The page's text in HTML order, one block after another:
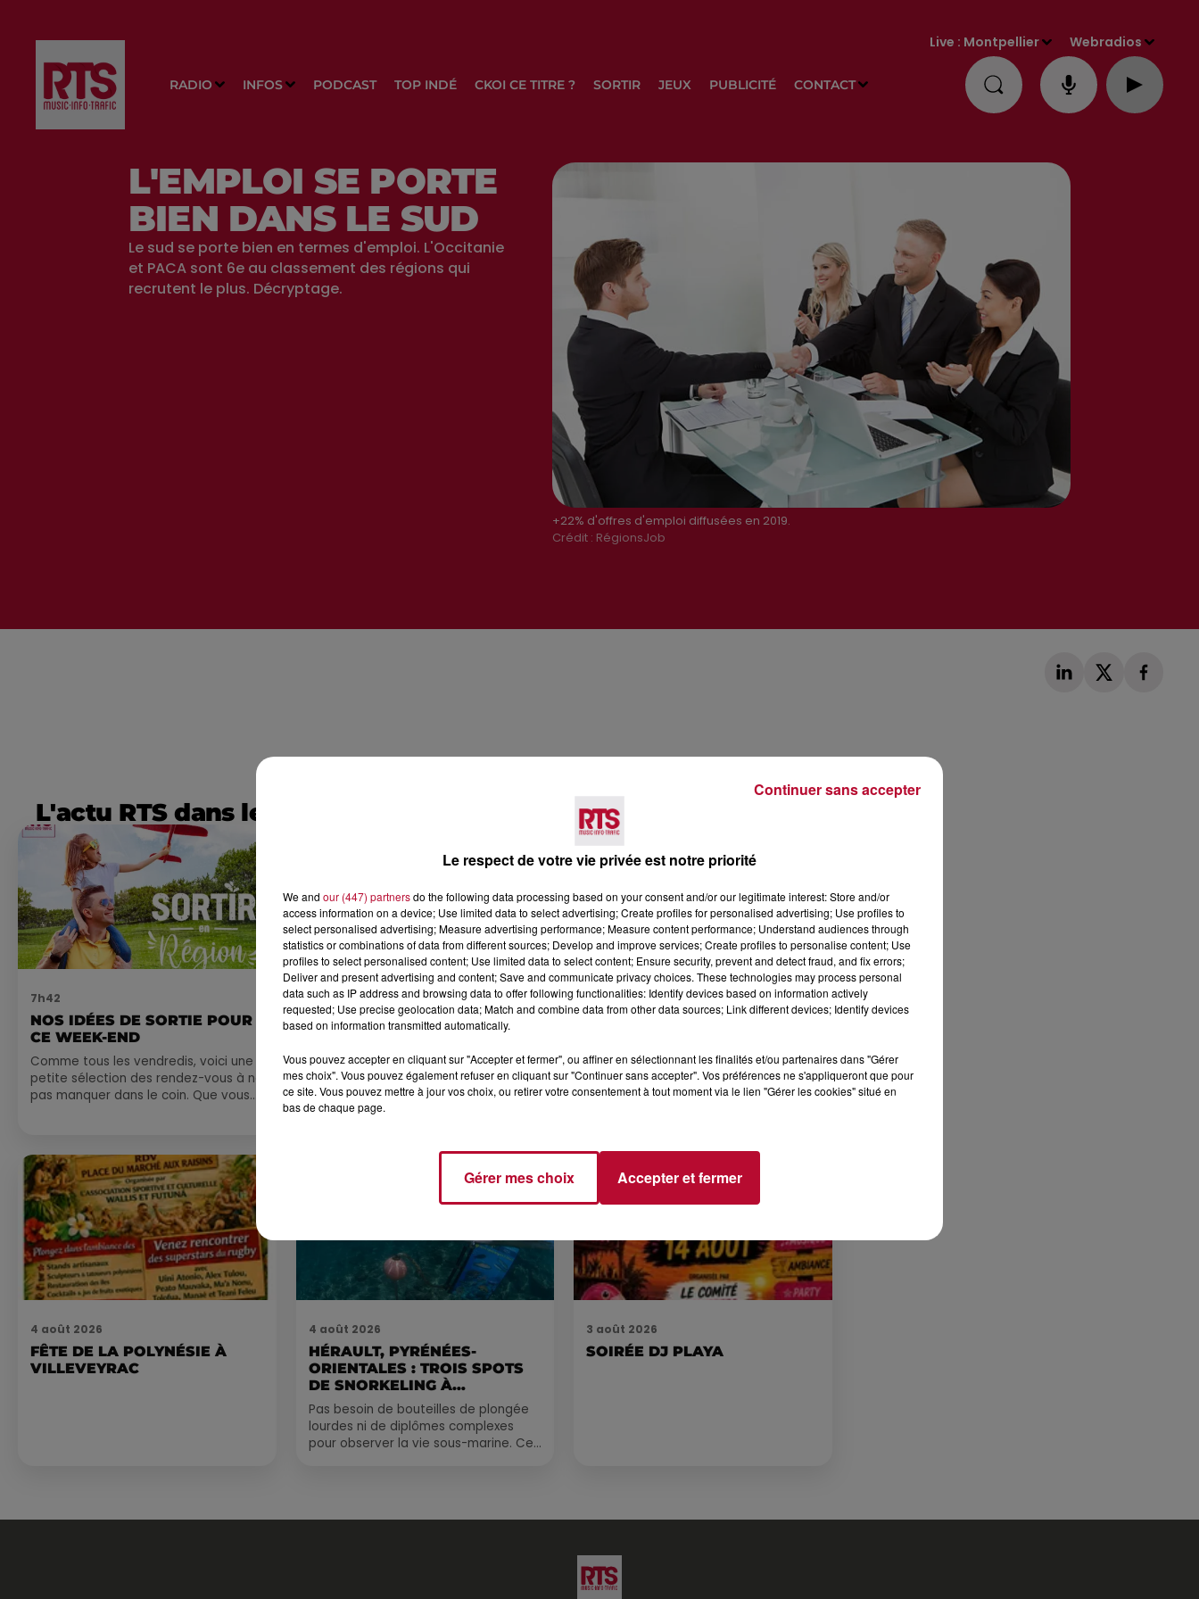
RADIO INFOS PODCAST TOP INDÉ CKOI CE TITRE ? SORTIR JEUX PUBLICITÉ CONTACT
Live : Montpellier Webradios
+22% d'offres d'emploi diffusées en 2019.
Crédit : RégionsJob
L'EMPLOI SE PORTE
BIEN DANS LE SUD
Le sud se porte bien en termes d'emploi. L'Occitanie
et PACA sont 6e au classement des régions qui
recrutent le plus. Décryptage.
L'actu RTS dans le Sud
7h42
NOS IDÉES DE SORTIE POUR
CE WEEK-END
Comme tous les vendredis, voici une
petite sélection des rendez-vous à ne
pas manquer dans le coin. Que vous
0h01
DINER CONCERT À LA MJC DE
6 août 2026
NÎMES : « LE RÊVE DU
ARÈNES CES 3...
Après un franc succès l'été dernier, le
spectacle « Le Rêve du gladiateur »
4 août 2026
FÊTE DE LA POLYNÉSIE À
VILLEVEYRAC
4 août 2026
HÉRAULT, PYRÉNÉES-
ORIENTALES : TROIS SPOTS
DE SNORKELING À
EXPLORER...
Pas besoin de bouteilles de plongée
lourdes ni de diplômes complexes
pour observer la vie sous-marine. Cet
3 août 2026
SOIRÉE DJ PLAYA
Le respect de votre vie privée est notre priorité
We and our (447) partnersdo the following data processing based on your consent and/or our legitimate interest: Store and/or
access information on a device; Use limited data to select advertising; Create profiles for personalised advertising; Use profiles to
select personalised advertising; Measure advertising performance; Measure content performance; Understand audiences through
statistics or combinations of data from different sources; Develop and improve services; Create profiles to personalise content; Use
profiles to select personalised content; Use limited data to select content; Ensure security, prevent and detect fraud, and fix errors;
Deliver and present advertising and content; Save and communicate privacy choices. These technologies may process personal
data such as IP address and browsing data to offer following functionalities: Identify devices based on information actively
requested; Use precise geolocation data; Match and combine data from other data sources; Link different devices; Identify devices
based on information transmitted automatically.
Vous pouvez accepter en cliquant sur "Accepter et fermer", ou affiner en sélectionnant les finalités et/ou partenaires dans "Gérer
mes choix". Vous pouvez également refuser en cliquant sur "Continuer sans accepter". Vos préférences ne s'appliqueront que pour
ce site. Vous pouvez mettre à jour vos choix, ou retirer votre consentement à tout moment via le lien "Gérer les cookies" situé en
bas de chaque page.
Gérer mes choix Accepter et fermer
Continuer sans accepter